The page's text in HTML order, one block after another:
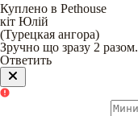
Куплено в Pethouse
кіт Юлій
(Турецкая ангора)
Зручно що зразу 2 разом.
Ответить